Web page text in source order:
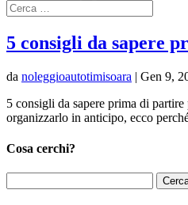
5 consigli da sapere
da noleggioautotimisoara | Gen 9,
5 consigli da sapere prima di
organizzarlo in anticipo, ecco
Cosa cerchi?
per: